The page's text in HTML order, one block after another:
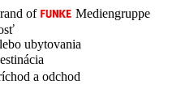
of
Mediengruppe
ubytovania
a odchod